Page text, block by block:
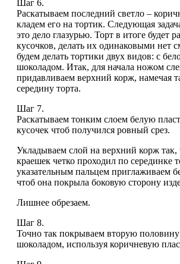
Шаг 6.
Раскатываем последний светло –
кладем его на тортик. Следующая
это дело глазурью. Торт в итоге будет
кусочков, делать их одинаковыми нет
будем делать тортики двух видов: с
шоколадом. Итак, для начала ножом
придавливаем верхний корж, намечая
середину торта.
Шаг 7.
Раскатываем тонким слоем белую
кусочек чтоб получился ровный срез.
Укладываем слой на верхний корж
краешек четко проходил по серединке
указательным пальцем приглаживаем
чтоб она покрыла боковую сторону
Лишнее обрезаем.
Шаг 8.
Точно так покрываем вторую половину
шоколадом, используя коричневую